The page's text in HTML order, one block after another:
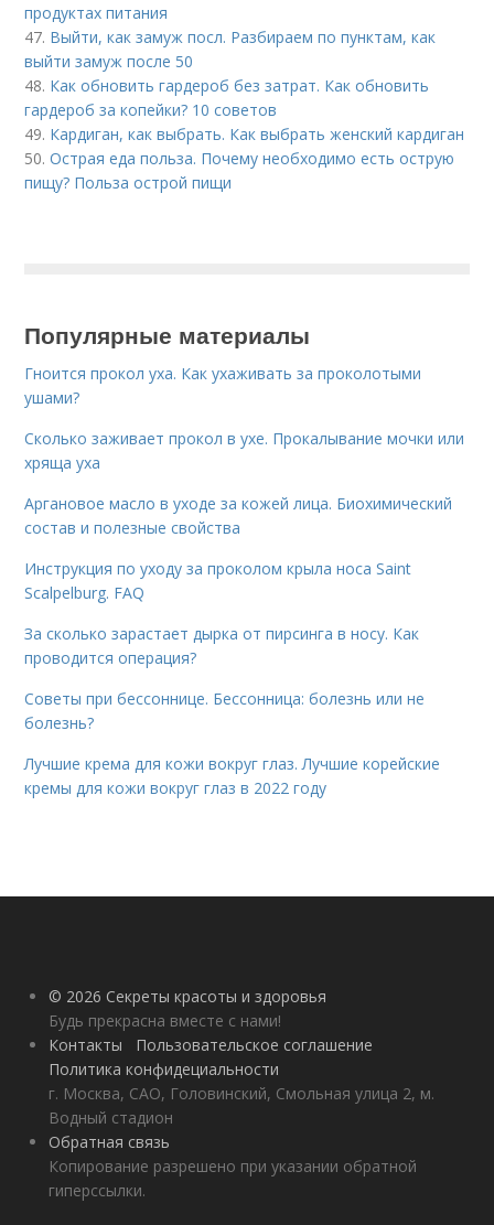
продуктах питания
47. Выйти, как замуж посл. Разбираем по пунктам, как
выйти замуж после 50
48. Как обновить гардероб без затрат. Как обновить
гардероб за копейки? 10 советов
49. Кардиган, как выбрать. Как выбрать женский кардиган
50.Острая еда польза. Почему необходимо есть острую
пищу? Польза острой пищи
Популярные материалы
Гноится прокол уха. Как ухаживать за проколотыми
ушами?
Сколько заживает прокол в ухе. Прокалывание мочки или
хряща уха
Аргановое масло в уходе за кожей лица. Биохимический
состав и полезные свойства
Инструкция по уходу за проколом крыла носа Saint
Scalpelburg. FAQ
За сколько зарастает дырка от пирсинга в носу. Как
проводится операция?
Советы при бессоннице. Бессонница: болезнь или не
болезнь?
Лучшие крема для кожи вокруг глаз. Лучшие корейские
кремы для кожи вокруг глаз в 2022 году
© 2026 Секреты красоты и здоровья
Будь прекрасна вместе с нами!
Контакты
Пользовательское соглашение
Политика конфидециальности
г. Москва, САО, Головинский, Смольная улица 2, м.
Водный стадион
Обратная связь
Копирование разрешено при указании обратной
гиперссылки.